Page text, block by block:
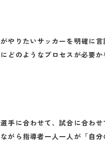
やりたいサッカーを明確に言
どのようなプロセスが必要か
手に合わせて、試合に合わ
がら指導者一人一人が「自